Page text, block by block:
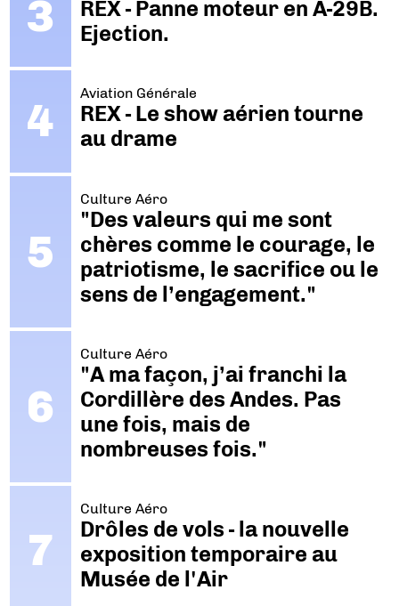
REX - Panne moteur en A-29B.
Ejection.
Aviation Générale
REX - Le show aérien tourne
au drame
Culture Aéro
"Des valeurs qui me sont
chères comme le courage, le
patriotisme, le sacrifice ou le
sens de l’engagement."
Culture Aéro
"A ma façon, j’ai franchi la
Cordillère des Andes. Pas
une fois, mais de
nombreuses fois."
Culture Aéro
Drôles de vols - la nouvelle
exposition temporaire au
Musée de l'Air